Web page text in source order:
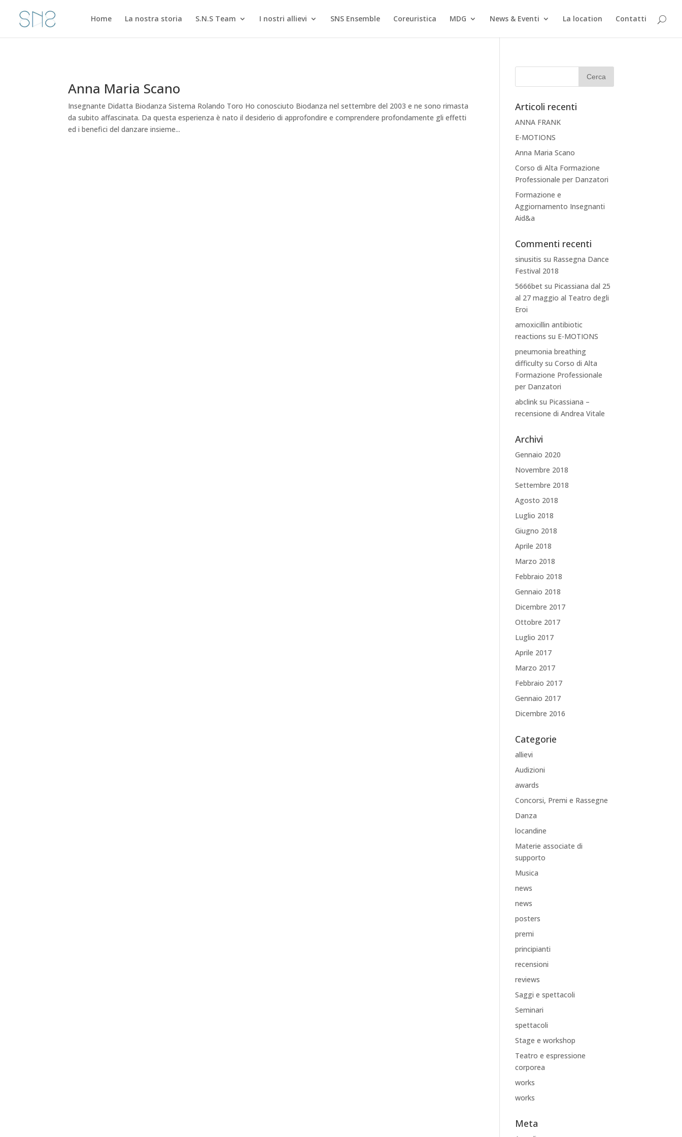
Home La nostra storia S.N.S Team I nostri allievi SNS Ensemble Coreuristica MDG News & Eventi La location Contatti
Anna Maria Scano
Insegnante Didatta Biodanza Sistema Rolando Toro Ho conosciuto Biodanza nel settembre del 2003 e ne sono rimasta
da subito affascinata. Da questa esperienza è nato il desiderio di approfondire e comprendere profondamente gli effetti
ed i benefici del danzare insieme...
Articoli recenti
ANNA FRANK
E-MOTIONS
Anna Maria Scano
Corso di Alta Formazione
Professionale per Danzatori
Formazione e
Aggiornamento Insegnanti
Aid&a
Commenti recenti
sinusitis su Rassegna Dance
Festival 2018
5666bet su Picassiana dal 25
al 27 maggio al Teatro degli
Eroi
amoxicillin antibiotic
reactions su E-MOTIONS
pneumonia breathing
difficulty suCorso di Alta
Formazione Professionale
per Danzatori
abclink su Picassiana –
recensione di Andrea Vitale
Archivi
Gennaio 2020
Novembre 2018
Settembre 2018
Agosto 2018
Luglio 2018
Giugno 2018
Aprile 2018
Marzo 2018
Febbraio 2018
Gennaio 2018
Dicembre 2017
Ottobre 2017
Luglio 2017
Aprile 2017
Marzo 2017
Febbraio 2017
Gennaio 2017
Dicembre 2016
Categorie
allievi
Audizioni
awards
Concorsi, Premi e Rassegne
Danza
locandine
Materie associate di
supporto
Musica
news
news
posters
premi
principianti
recensioni
reviews
Saggi e spettacoli
Seminari
spettacoli
Stage e workshop
Teatro e espressione
corporea
works
works
Meta